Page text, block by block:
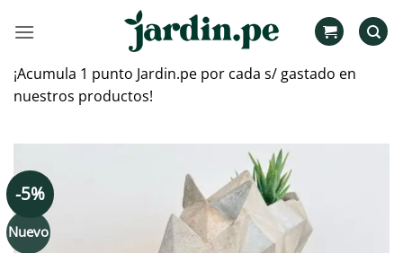
¡Acumula 1 punto Jardin.pe por cada s/ gastado en
nuestros productos!
-5%
Nuevo